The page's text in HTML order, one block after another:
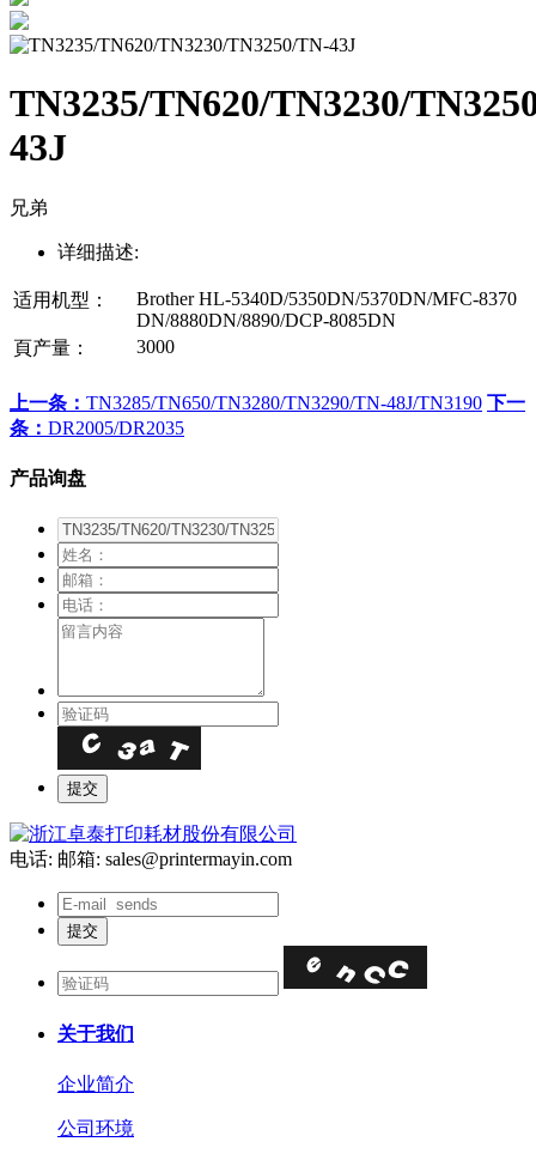
TN3235/TN620/TN3230/
43J
兄弟
详细描述:
适用机型：
Brother HL-5340D/5350DN/5370DN/MFC-8370
DN/8880DN/8890/DCP-8085DN
頁产量：
3000
上一条： TN3285/TN650/TN3280/TN3290/TN-48J/TN3190 下一
条： DR2005/DR2035
产品询盘
电话: 邮箱: sales@printermayin.com
关于我们
企业简介
公司环境